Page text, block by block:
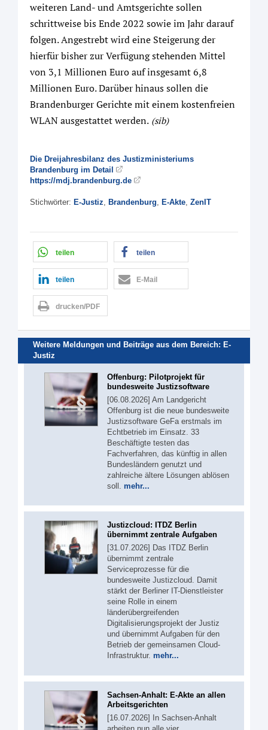
weiteren Land- und Amtsgerichte sollen
schrittweise bis Ende 2022 sowie im Jahr darauf
folgen. Angestrebt wird eine Steigerung der
hierfür bisher zur Verfügung stehenden Mittel
von 3,1 Millionen Euro auf insgesamt 6,8
Millionen Euro. Darüber hinaus sollen die
Brandenburger Gerichte mit einem kostenfreien
WLAN ausgestattet werden. (sib)
Die Dreijahresbilanz des Justizministeriums
Brandenburg im Detail
https://mdj.brandenburg.de
Stichwörter: E-Justiz, Brandenburg, E-Akte, ZenIT
teilen teilen
teilen E-Mail
drucken/PDF
Weitere Meldungen und Beiträge aus dem Bereich: E-
Justiz
Offenburg: Pilotprojekt für
bundesweite Justizsoftware
[06.08.2026] Am Landgericht
Offenburg ist die neue bundesweite
Justizsoftware GeFa erstmals im
Echtbetrieb im Einsatz. 33
Beschäftigte testen das
Fachverfahren, das künftig in allen
Bundesländern genutzt und
zahlreiche ältere Lösungen ablösen
soll. mehr...
Justizcloud: ITDZ Berlin
übernimmt zentrale Aufgaben
[31.07.2026] Das ITDZ Berlin
übernimmt zentrale
Serviceprozesse für die
bundesweite Justizcloud. Damit
stärkt der Berliner IT-Dienstleister
seine Rolle in einem
länderübergreifenden
Digitalisierungsprojekt der Justiz
und übernimmt Aufgaben für den
Betrieb der gemeinsamen Cloud-
Infrastruktur. mehr...
Sachsen-Anhalt: E-Akte an allen
Arbeitsgerichten
[16.07.2026] In Sachsen-Anhalt
arbeiten nun alle vier